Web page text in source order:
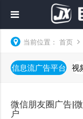
当前位置： 首页
信息流广告平台
视
微信朋友圈广告|
户